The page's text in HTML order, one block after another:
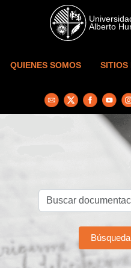
Skip to main content
QUIENES SOMOS SITIOS